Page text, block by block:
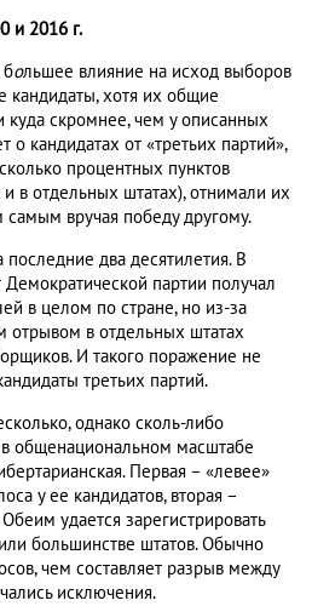
и 2016 г.
большее влияние на исход выборов
кандидаты, хотя их общие
куда скромнее, чем у описанных
о кандидатах от «третьих партий»,
процентных пунктов
и в отдельных штатах), отнимали их
самым вручая победу другому.
два десятилетия. В
партии получал
в целом по стране, но из-за
в отдельных штатах
И такого поражение не
третьих партий.
однако сколь-либо
общенациональном масштабе
Первая – «левее»
у ее кандидатов, вторая –
удается зарегистрировать
большинстве штатов. Обычно
чем составляет разрыв между
исключения.